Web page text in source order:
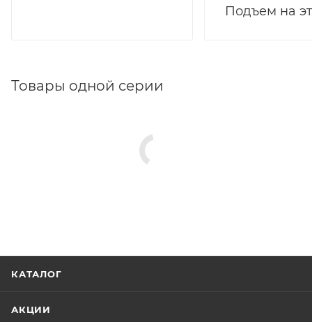
Подъем на
Товары одной серии
КАТАЛОГ
АКЦИИ